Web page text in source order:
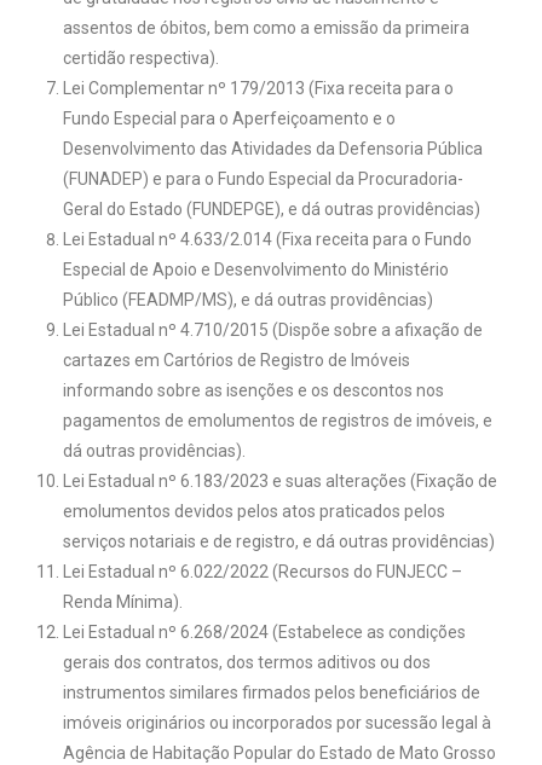
assentos de óbitos, bem como a emissão da primeira
certidão respectiva).
Lei Complementar nº 179/2013 (Fixa receita para o
Fundo Especial para o Aperfeiçoamento e o
Desenvolvimento das Atividades da Defensoria Pública
(FUNADEP) e para o Fundo Especial da Procuradoria-
Geral do Estado (FUNDEPGE), e dá outras providências)
Lei Estadual nº 4.633/2.014 (Fixa receita para o Fundo
Especial de Apoio e Desenvolvimento do Ministério
Público (FEADMP/MS), e dá outras providências)
Lei Estadual nº 4.710/2015 (Dispõe sobre a afixação de
cartazes em Cartórios de Registro de Imóveis
informando sobre as isenções e os descontos nos
pagamentos de emolumentos de registros de imóveis, e
dá outras providências).
Lei Estadual nº 6.183/2023 e suas alterações (Fixação de
emolumentos devidos pelos atos praticados pelos
serviços notariais e de registro, e dá outras providências)
Lei Estadual nº 6.022/2022 (Recursos do FUNJECC –
Renda Mínima).
Lei Estadual nº 6.268/2024 (Estabelece as condições
gerais dos contratos, dos termos aditivos ou dos
instrumentos similares firmados pelos beneficiários de
imóveis originários ou incorporados por sucessão legal à
Agência de Habitação Popular do Estado de Mato Grosso